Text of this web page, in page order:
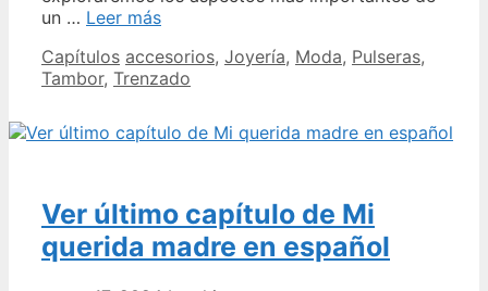
un … Leer másP2053636
TRENZADA
TAMBORHTML
la
mejor
nuestro
catálogo
Categories
Capítulos Tags
accesorios, Joyería, Moda, Pulseras,
Tambor, Trenzado
Ver último capítulo de Mi
querida madre en español